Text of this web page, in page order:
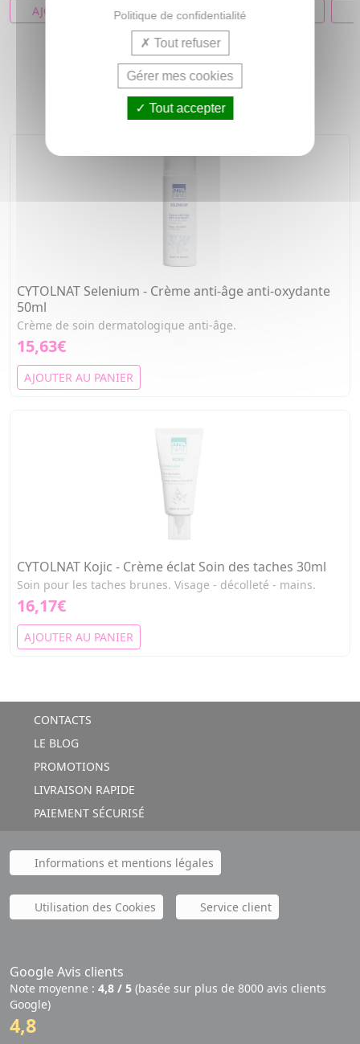
AJOUTER AU PANIER AJOUTER AU PANIER
NOS COUPS DE COEUR
CYTOLNAT Selenium - Crème anti-âge anti-oxydante
50ml
Crème de soin dermatologique anti-âge.
15,63€
AJOUTER AU PANIER
CYTOLNAT Kojic - Crème éclat Soin des taches 30ml
Soin pour les taches brunes. Visage - décolleté - mains.
16,17€
AJOUTER AU PANIER
CONTACTS
LE BLOG
PROMOTIONS
LIVRAISON RAPIDE
PAIEMENT SÉCURISÉ
Informations et mentions légales
Utilisation des Cookies Service client
Google Avis clients
Note moyenne : 4,8 / 5 (basée sur plus de 8000 avis clients
Google)
4,8
Politique de confidentialité
Tout refuser
Gérer mes cookies
Tout accepter